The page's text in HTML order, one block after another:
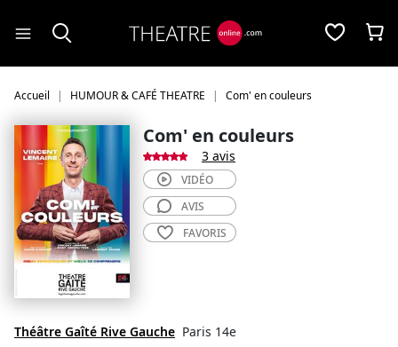
Accueil HUMOUR & CAFÉ THEATRE Com' en couleurs
Com' en couleurs
3 avis
Théâtre Gaîté Rive Gauche Paris 14e
VIDÉO
AVIS
FAVORIS